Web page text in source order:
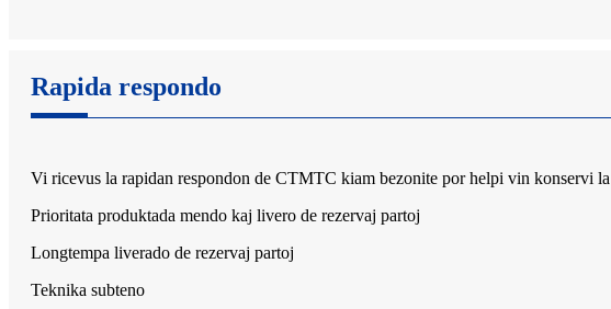
Rapida respondo
Vi ricevus la rapidan respondon de CTMTC kiam bezonite por helpi vin konservi
Prioritata produktada mendo kaj livero de rezervaj partoj
Longtempa liverado de rezervaj partoj
Teknika subteno